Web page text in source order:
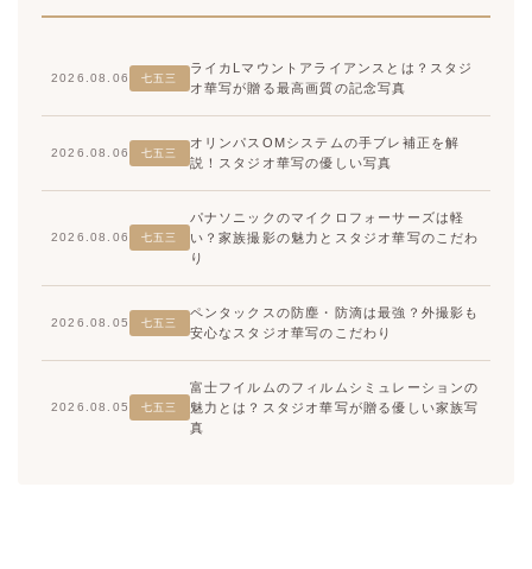
2026.08.06 七五三
ライカLマウントアライアンスとは？スタジ
オ華写が贈る最高画質の記念写真
2026.08.06 七五三
オリンパスOMシステムの手ブレ補正を解
説！スタジオ華写の優しい写真
2026.08.06 七五三
パナソニックのマイクロフォーサーズは軽
い？家族撮影の魅力とスタジオ華写のこだわ
り
2026.08.05 七五三
ペンタックスの防塵・防滴は最強？外撮影も
安心なスタジオ華写のこだわり
2026.08.05 七五三
富士フイルムのフィルムシミュレーションの
魅力とは？スタジオ華写が贈る優しい家族写
真